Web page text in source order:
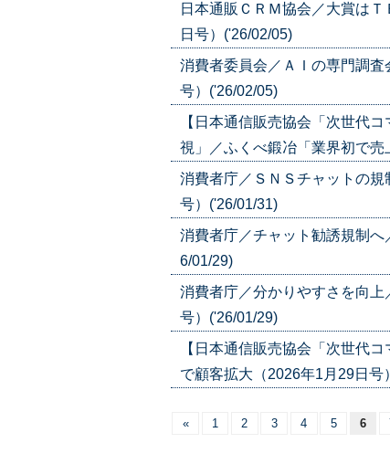
日本通販ＣＲＭ協会／大賞は
日号）('26/02/05)
消費者委員会／ＡＩの専門調
号）('26/02/05)
【日本通信販売協会「次世代
視」／ふくべ鍛冶「業界初で
消費者庁／ＳＮＳチャットの
号）('26/01/31)
消費者庁／チャット勧誘規制
6/01/29)
消費者庁／分かりやすさを向
号）('26/01/29)
【日本通信販売協会「次世代
で顧客拡大（2026年1月29日号
« 1 2 3 4 5 6